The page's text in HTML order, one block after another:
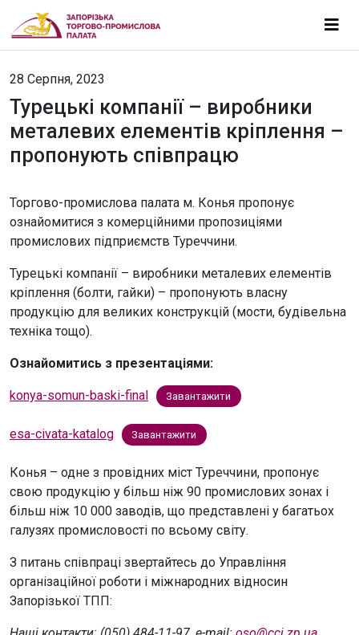
28 Серпня, 2023
Турецькі компанії – виробники
металевих елементів кріплення –
пропонують співпрацю
Торгово-промислова палата м. Конья пропонує
ознайомитися з комерційними пропозиціями
промислових підприємств Туреччини.
Турецькі компанії – виробники металевих елементів
кріплення (болти, гайки) – пропонують власну
продукцію для великих конструкцій (мости, будівельна
техніка тощо).
Ознайомитись з презентаціями:
konya-somun-baski-final Завантажити
esa-civata-katalog Завантажити
Конья – одне з провідних міст Туреччини, пропонує
свою продукцію у більш ніж 90 промислових зонах і
більш ніж 10 000 заводів, що представлені у багатьох
галузях промисловості по всьому світу.
З питань співпраці звертайтесь до Управління
організаційної роботи і міжнародних відносин
Запорізької ТПП: